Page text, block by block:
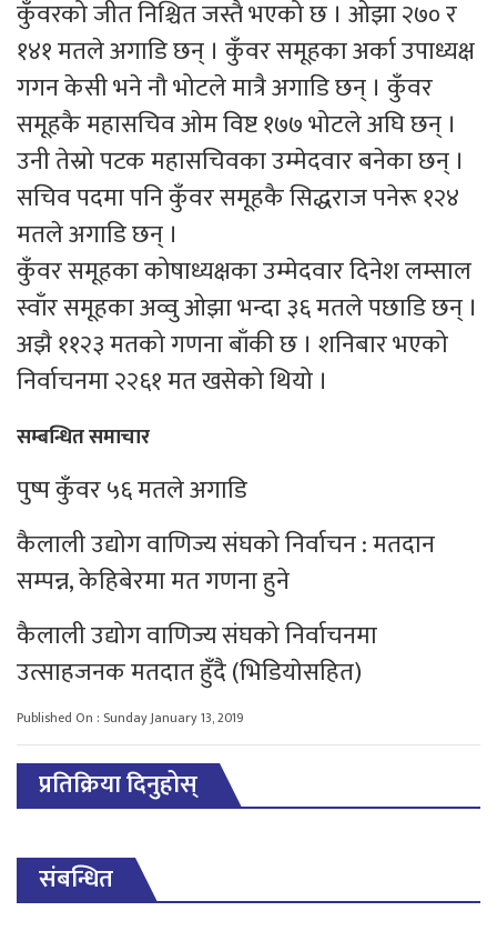
कुँवरको जीत निश्चित जस्तै भएको छ । ओझा २७० र
१४१ मतले अगाडि छन् । कुँवर समूहका अर्का उपाध्यक्ष
गगन केसी भने नौ भोटले मात्रै अगाडि छन् । कुँवर
समूहकै महासचिव ओम विष्ट १७७ भोटले अघि छन् ।
उनी तेस्रो पटक महासचिवका उम्मेदवार बनेका छन् ।
सचिव पदमा पनि कुँवर समूहकै सिद्धराज पनेरू १२४
मतले अगाडि छन् ।
कुँवर समूहका कोषाध्यक्षका उम्मेदवार दिनेश लम्साल
स्वाँर समूहका अव्वु ओझा भन्दा ३६ मतले पछाडि छन् ।
अझै ११२३ मतको गणना बाँकी छ । शनिबार भएको
निर्वाचनमा २२६१ मत खसेको थियो ।
सम्बन्धित समाचार
पुष्प कुँवर ५६ मतले अगाडि
कैलाली उद्योग वाणिज्य संघको निर्वाचन : मतदान
सम्पन्न, केहिबेरमा मत गणना हुने
कैलाली उद्योग वाणिज्य संघको निर्वाचनमा
उत्साहजनक मतदात हुँदै (भिडियाेसहित)
Published On : Sunday January 13, 2019
प्रतिक्रिया दिनुहोस्
संबन्धित